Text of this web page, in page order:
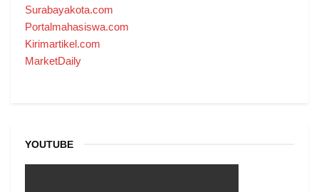
Surabayakota.com
Portalmahasiswa.com
Kirimartikel.com
MarketDaily
YOUTUBE